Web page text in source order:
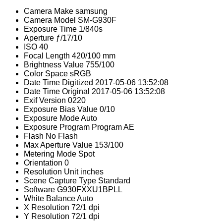
Camera Make samsung
Camera Model SM-G930F
Exposure Time 1/840s
Aperture ƒ/17/10
ISO 40
Focal Length 420/100 mm
Brightness Value 755/100
Color Space sRGB
Date Time Digitized 2017-05-06 13:52:08
Date Time Original 2017-05-06 13:52:08
Exif Version 0220
Exposure Bias Value 0/10
Exposure ModeAuto
Exposure Program Program AE
Flash No Flash
Max Aperture Value 153/100
Metering Mode Spot
Orientation 0
Resolution Unit inches
Scene Capture Type Standard
Software G930FXXU1BPLL
White BalanceAuto
X Resolution 72/1 dpi
Y Resolution 72/1 dpi